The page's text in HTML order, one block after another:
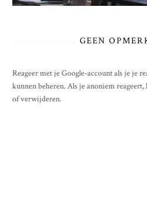
GEEN
Reageer met je Google-account als je je
kunnen beheren. Als je anoniem
of verwijderen.